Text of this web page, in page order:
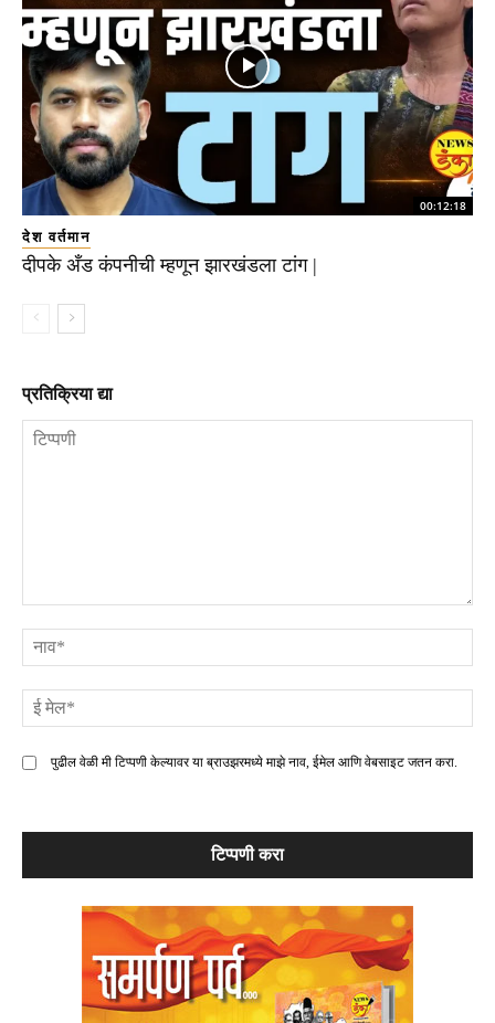
00:12:18
देश वर्तमान
दीपके अँड कंपनीची म्हणून झारखंडला टांग |
प्रतिक्रिया द्या
पुढील वेळी मी टिप्पणी केल्यावर या ब्राउझरमध्ये माझे नाव, ईमेल आणि वेबसाइट जतन करा.